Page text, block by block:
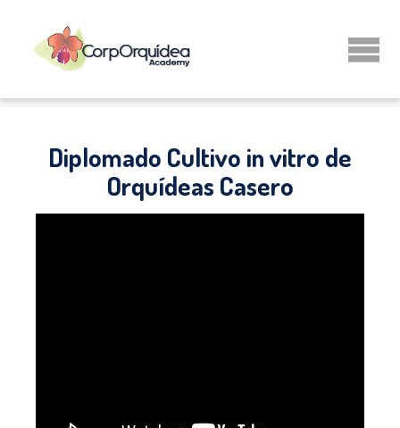
Diplomado Cultivo in vitro de
Orquídeas Casero